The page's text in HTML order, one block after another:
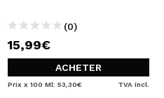
(0)
15,99€
ACHETER
Prix x 100 Ml: 53,30€ TVA Incl.